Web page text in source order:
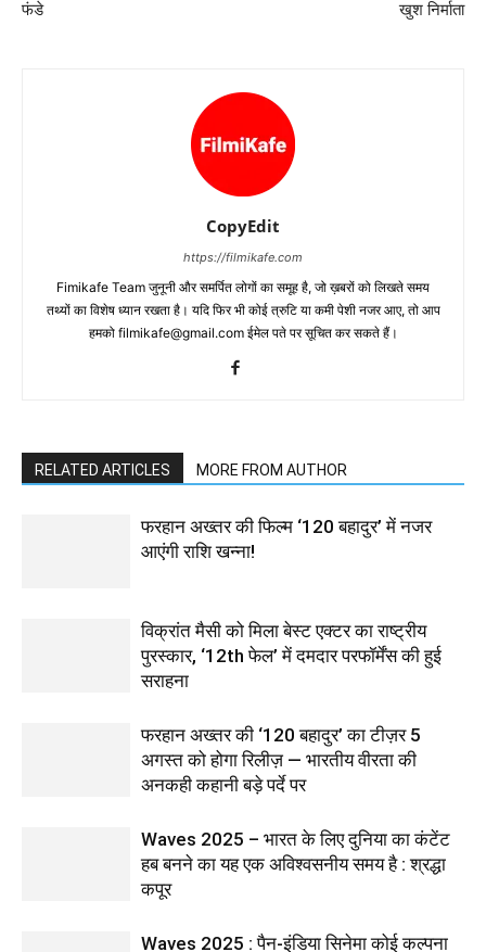
फंडे
खुश निर्माता
CopyEdit
https://filmikafe.com
Fimikafe Team जुनूनी और समर्पित लोगों का समूह है, जो ख़बरों को लिखते समय
तथ्‍यों का विशेष ध्‍यान रखता है। यदि फिर भी कोई त्रुटि या कमी पेशी नजर आए, तो आप
हमको filmikafe@gmail.com ईमेल पते पर सूचित कर सकते हैं।
RELATED ARTICLES MORE FROM AUTHOR
फरहान अख्तर की फिल्म ‘120 बहादुर’ में नजर
आएंगी राशि खन्ना!
विक्रांत मैसी को मिला बेस्ट एक्टर का राष्ट्रीय
पुरस्कार, ‘12th फेल’ में दमदार परफॉर्मेंस की हुई
सराहना
फरहान अख्तर की ‘120 बहादुर’ का टीज़र 5
अगस्त को होगा रिलीज़ — भारतीय वीरता की
अनकही कहानी बड़े पर्दे पर
Waves 2025 – भारत के लिए दुनिया का कंटेंट
हब बनने का यह एक अविश्वसनीय समय है : श्रद्धा
कपूर
Waves 2025 : पैन-इंडिया सिनेमा कोई कल्पना